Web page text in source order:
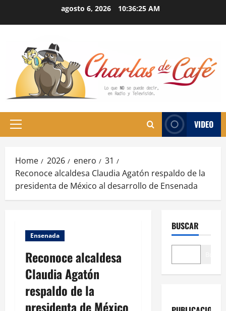
agosto 6, 2026 10:36:26 AM
Primary
VIDEO
Home 2026 enero
31
Reconoce alcaldesa Claudia Agatón respaldo de la
presidenta de México al desarrollo de Ensenada
Ensenada
Reconoce alcaldesa
Claudia Agatón
respaldo de la
presidenta de México
BUSCAR